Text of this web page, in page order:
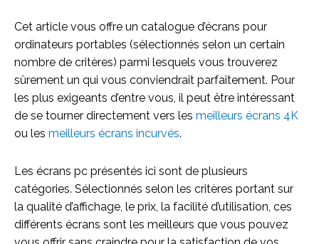
Cet article vous offre un catalogue d’écrans pour
ordinateurs portables (sélectionnés selon un certain
nombre de critères) parmi lesquels vous trouverez
sûrement un qui vous conviendrait parfaitement. Pour
les plus exigeants d’entre vous, il peut être intéressant
de se tourner directement vers les meilleurs écrans 4K
ou les meilleurs écrans incurvés.
Les écrans pc présentés ici sont de plusieurs
catégories. Sélectionnés selon les critères portant sur
la qualité d’affichage, le prix, la facilité d’utilisation, ces
différents écrans sont les meilleurs que vous pouvez